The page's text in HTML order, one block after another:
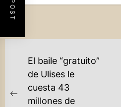
NAVEGACIÓN
ENTRADAS
Previous
El baile “gratuito”
de Ulises le
cuesta 43
millones de